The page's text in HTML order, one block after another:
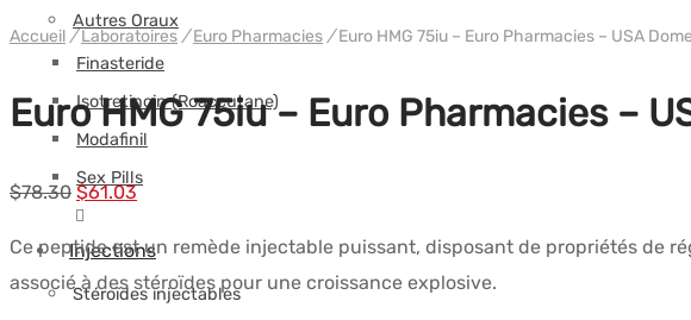
Autres Oraux
Finasteride
Isotretinoin (Roaccutane)
Modafinil
Sex Pills
Injections
Stéroïdes injectables
Accueil / Laboratoires / Euro Pharmacies /Euro HMG 75iu – Euro Pharmacies – USA
Euro HMG 75iu – Euro Pharmacies –
$78.30 Le
prix
initial
était :
$61.03Le
actuel
est :
Ce peptide est un remède injectable puissant, disposant de propriétés de
associé à des stéroïdes pour une croissance explosive.